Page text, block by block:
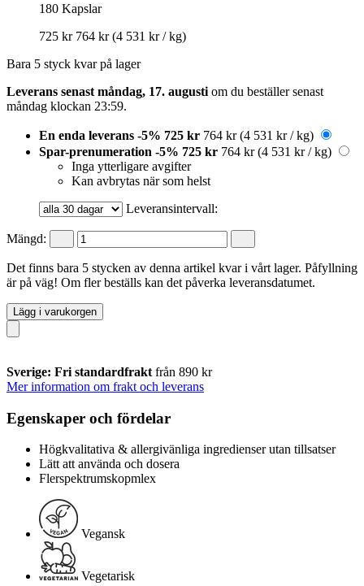
180 Kapslar
725 kr 764 kr (4 531 kr / kg)
Bara 5 styck kvar på lager
Leverans senast måndag, 17. augusti om du beställer senast
måndag klockan 23:59.
En enda leverans -5% 725 kr 764 kr (4 531 kr / kg)
Spar-prenumeration -5% 725 kr 764 kr (4 531 kr / kg)
Inga ytterligare avgifter
Kan avbrytas när som helst
Leveransintervall:
Mängd:
Det finns bara 5 stycken av denna artikel kvar i vårt lager. Påfyllning
är på väg! Om fler beställs kan det påverka leveransdatumet.
Lägg i varukorgen
Sverige: Fri standardfrakt från 890 kr
Mer information om frakt och leverans
Egenskaper och fördelar
Högkvalitativa & allergivänliga ingredienser utan tillsatser
Lätt att använda och dosera
Flerspektrumskopmlex
Vegansk
Vegetarisk